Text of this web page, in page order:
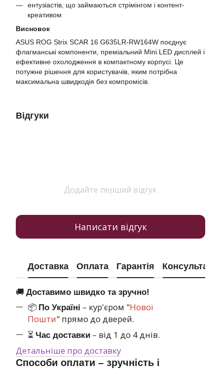
ентузіастів, що займаються стрімінгом і контент-
креативом
Висновок
ASUS ROG Strix SCAR 16 G635LR-RW164W поєднує
флагманські компоненти, преміальний Mini LED дисплей і
ефективне охолодження в компактному корпусі. Це
потужне рішення для користувачів, яким потрібна
максимальна швидкодія без компромісів.
Відгуки
Додайте перший відгук
Написати відгук
Доставка Оплата Гарантія Консультація
🚚 Доставимо швидко та зручно!
📦 По Україні – кур'єром "Нової
Пошти" прямо до дверей.
⏳ Час доставки – від 1 до 4 днів.
Детальніше про доставку
Способи оплати – зручність і